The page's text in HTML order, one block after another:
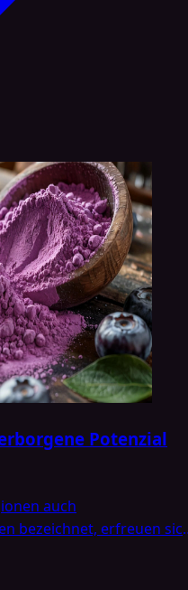
Potenzial
auch
bezeichnet, erfreuen
oder in diversen